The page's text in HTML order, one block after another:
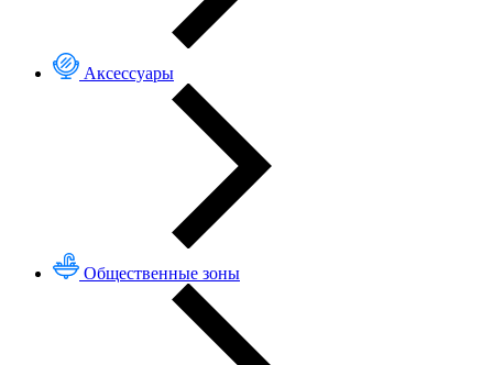
Аксессуары
Общественные зоны